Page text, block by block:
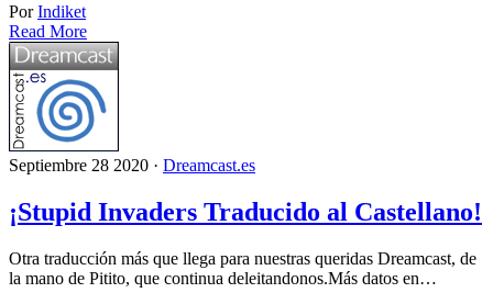
PorIndiket
Read More
Septiembre 28 2020 · Dreamcast.es
¡Stupid Invaders Traducido al Castellano!
Otra traducción más que llega para nuestras queridas Dreamcast, de
la mano de Pitito, que continua deleitandonos.Más datos en…